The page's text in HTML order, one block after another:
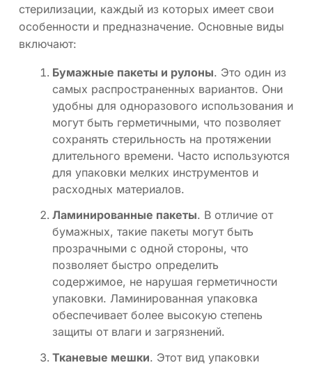
стерилизации, каждый из которых имеет свои
особенности и предназначение. Основные виды
включают:
Бумажные пакеты и рулоны. Это один из
самых распространенных вариантов. Они
удобны для одноразового использования и
могут быть герметичными, что позволяет
сохранять стерильность на протяжении
длительного времени. Часто используются
для упаковки мелких инструментов и
расходных материалов.
Ламинированные пакеты. В отличие от
бумажных, такие пакеты могут быть
прозрачными с одной стороны, что
позволяет быстро определить
содержимое, не нарушая герметичности
упаковки. Ламинированная упаковка
обеспечивает более высокую степень
защиты от влаги и загрязнений.
Тканевые мешки. Этот вид упаковки